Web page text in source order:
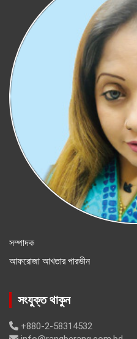
সম্পাদক
আফরোজা আখতার পারভীন
সংযুক্ত থাকুন
+880-2-58314532